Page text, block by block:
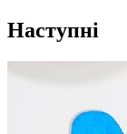
Наступні